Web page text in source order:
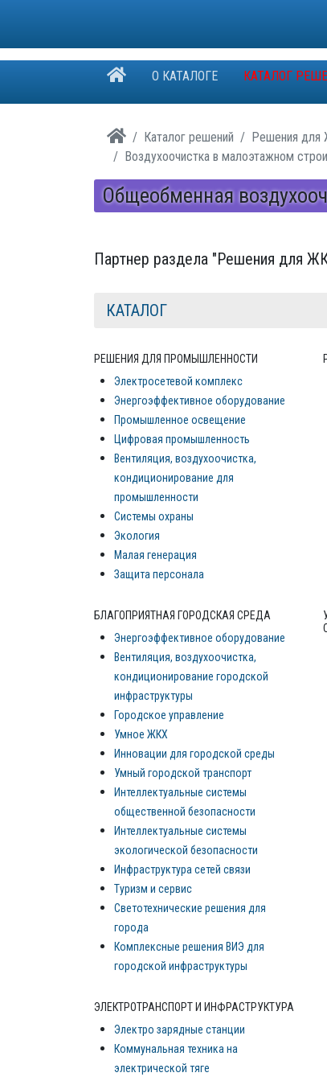
О КАТАЛОГЕ КАТАЛОГ
Каталог решений Решения для
Воздухоочистка в малоэтажном
Общеобменная
Партнер раздела "Решения для
КАТАЛОГ
РЕШЕНИЯ ДЛЯ ПРОМЫШЛЕННОСТИ
Электросетевой комплекс
Энергоэффективное оборудование
Промышленное освещение
Цифровая промышленность
Вентиляция, воздухоочистка,
кондиционирование для
промышленности
Системы охраны
Экология
Малая генерация
Защита персонала
БЛАГОПРИЯТНАЯ ГОРОДСКАЯ СРЕДА
Энергоэффективное оборудование
Вентиляция, воздухоочистка,
кондиционирование городской
инфраструктуры
Городское управление
Умное ЖКХ
Инновации для городской среды
Умный городской транспорт
Интеллектуальные системы
общественной безопасности
Интеллектуальные системы
экологической безопасности
Инфраструктура сетей связи
Туризм и сервис
Светотехнические решения для
города
Комплексные решения ВИЭ для
городской инфраструктуры
ЭЛЕКТРОТРАНСПОРТ И ИНФРАСТРУКТУРА
Электро зарядные станции
Коммунальная техника на
электрической тяге